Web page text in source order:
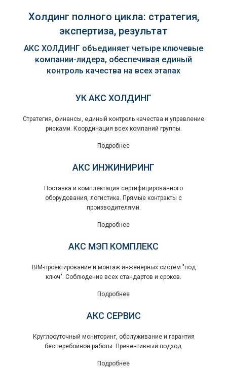
Холдинг полного цикла: стратегия,
экспертиза, результат
АКС ХОЛДИНГ объединяет четыре ключевые
компании-лидера, обеспечивая единый
контроль качества на всех этапах
УК АКС ХОЛДИНГ
Стратегия, финансы, единый контроль качества и управление
рисками. Координация всех компаний группы.
Подробнее
АКС ИНЖИНИРИНГ
Поставка и комплектация сертифицированного
оборудования, логистика. Прямые контракты с
производителями.
Подробнее
АКС МЭП КОМПЛЕКС
BIM-проектирование и монтаж инженерных систем "под
ключ". Соблюдение всех стандартов и сроков.
Подробнее
АКС СЕРВИС
Круглосуточный мониторинг, обслуживание и гарантия
бесперебойной работы. Превентивный подход.
Подробнее